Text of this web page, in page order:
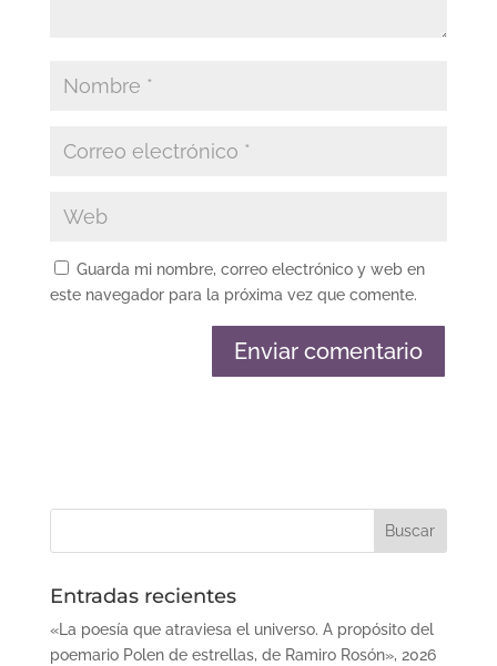
Guarda mi nombre, correo electrónico y web en
este navegador para la próxima vez que comente.
Entradas recientes
«La poesía que atraviesa el universo. A propósito del
poemario Polen de estrellas, de Ramiro Rosón», 2026